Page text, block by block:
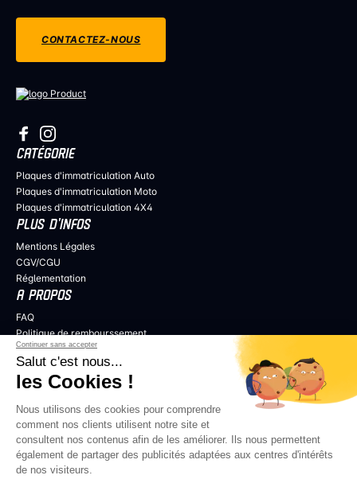
Continuer sans accepter
Salut c'est nous...
les Cookies !
Nous utilisons des cookies pour comprendre
comment nos clients utilisent notre site et
consultent nos contenus afin de les améliorer. Ils nous permettent
également de partager des publicités adaptées aux centres d'intérêts
de nos visiteurs.
CONTACTEZ-NOUS
CATÉGORIE
Plaques d'immatriculation Auto
Plaques d'immatriculation Moto
Plaques d'immatriculation 4X4
PLUS D’INFOS
Mentions Légales
CGV/CGU
Réglementation
A PROPOS
FAQ
Politique de rembourssement
Politique de confidentialité
COLLABORER
Professionnels de l’audiovisuel
Revendeurs
Influenceurs